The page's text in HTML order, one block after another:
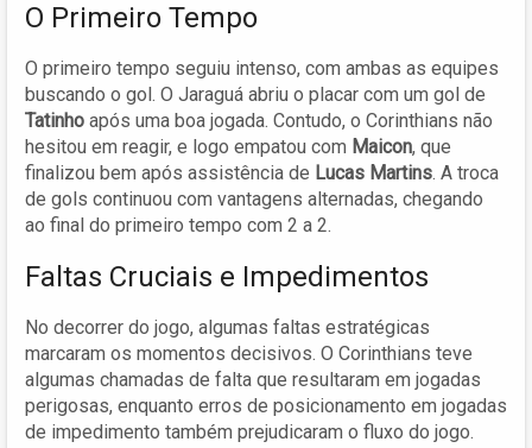
O Primeiro Tempo
O primeiro tempo seguiu intenso, com ambas as equipes
buscando o gol. O Jaraguá abriu o placar com um gol de
Tatinho após uma boa jogada. Contudo, o Corinthians não
hesitou em reagir, e logo empatou com Maicon, que
finalizou bem após assistência de Lucas Martins. A troca
de gols continuou com vantagens alternadas, chegando
ao final do primeiro tempo com 2 a 2.
Faltas Cruciais e Impedimentos
No decorrer do jogo, algumas faltas estratégicas
marcaram os momentos decisivos. O Corinthians teve
algumas chamadas de falta que resultaram em jogadas
perigosas, enquanto erros de posicionamento em jogadas
de impedimento também prejudicaram o fluxo do jogo.